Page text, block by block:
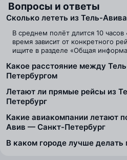
Вопросы и ответы
Сколько лететь из Тель-
В среднем полёт длится 10
время зависит от конкретного
ищите в разделе «Общая
Какое расстояние между
Петербургом
Летают ли прямые рейсы из
Петербург
Какие авиакомпании летают
Авив — Санкт-Петербург
В каком городе лучше делать